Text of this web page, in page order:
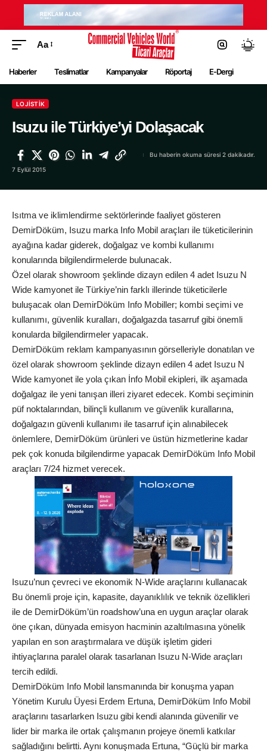
Aa
Haberler Teslimatlar Kampanyalar Röportaj E-Dergi
LOJISTIK
Isuzu ile Türkiye’yi Dolaşacak
7 Eylül 2015
Bu haberin okuma süresi 2 dakikadır.
Isıtma ve iklimlendirme sektörlerinde faaliyet gösteren
DemirDöküm, Isuzu marka Info Mobil araçları ile tüketicilerinin
ayağına kadar giderek, doğalgaz ve kombi kullanımı
konularında bilgilendirmelerde bulunacak.
Özel olarak showroom şeklinde dizayn edilen 4 adet Isuzu N
Wide kamyonet ile Türkiye’nin farklı illerinde tüketicilerle
buluşacak olan DemirDöküm Info Mobiller; kombi seçimi ve
kullanımı, güvenlik kuralları, doğalgazda tasarruf gibi önemli
konularda bilgilendirmeler yapacak.
DemirDöküm reklam kampanyasının görselleriyle donatılan ve
özel olarak showroom şeklinde dizayn edilen 4 adet Isuzu N
Wide kamyonet ile yola çıkan İnfo Mobil ekipleri, ilk aşamada
doğalgaz ile yeni tanışan illeri ziyaret edecek. Kombi seçiminin
püf noktalarından, bilinçli kullanım ve güvenlik kurallarına,
doğalgazın güvenli kullanımı ile tasarruf için alınabilecek
önlemlere, DemirDöküm ürünleri ve üstün hizmetlerine kadar
pek çok konuda bilgilendirme yapacak DemirDöküm Info Mobil
araçları 7/24 hizmet verecek.
Isuzu’nun çevreci ve ekonomik N-Wide araçlarını kullanacak
Bu önemli proje için, kapasite, dayanıklılık ve teknik özellikleri
ile de DemirDöküm’ün roadshow’una en uygun araçlar olarak
öne çıkan, dünyada emisyon hacminin azaltılmasına yönelik
yapılan en son araştırmalara ve düşük işletim gideri
ihtiyaçlarına paralel olarak tasarlanan Isuzu N-Wide araçları
tercih edildi.
DemirDöküm Info Mobil lansmanında bir konuşma yapan
Yönetim Kurulu Üyesi Erdem Ertuna, DemirDöküm Info Mobil
araçlarını tasarlarken Isuzu gibi kendi alanında güvenilir ve
lider bir marka ile ortak çalışmanın projeye önemli katkılar
sağladığını belirtti. Aynı konuşmada Ertuna, “Güçlü bir marka